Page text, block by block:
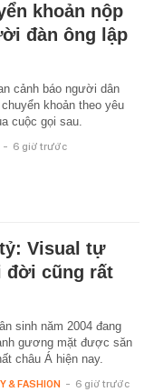
khoản nộp
đàn ông lập
cảnh báo người dân
chuyển khoản theo yêu
cuộc gọi sau.
- 6 giờ trước
Visual tự
đời cũng rất
sinh năm 2004 đang
gương mặt được săn
châu Á hiện nay.
& FASHION - 6 giờ trước